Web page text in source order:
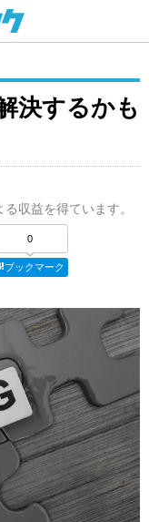
決するかも
収益を得ています。
0
ブックマーク